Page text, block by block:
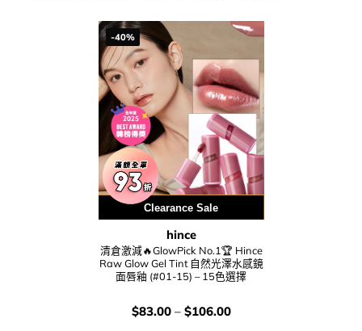
-40%
用優惠劵 再減5%
Clearance Sale
hince
清倉激減🔥GlowPick No.1🏆 Hince
Raw Glow Gel Tint 自然光澤水感鏡
面唇釉 (#01-15) – 15色選擇
價
錢：
$83.00– $106.00